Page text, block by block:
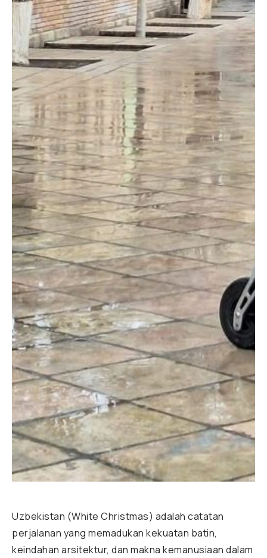
Uzbekistan (White Christmas) adalah catatan
perjalanan yang memadukan kekuatan batin,
keindahan arsitektur, dan makna kemanusiaan dalam